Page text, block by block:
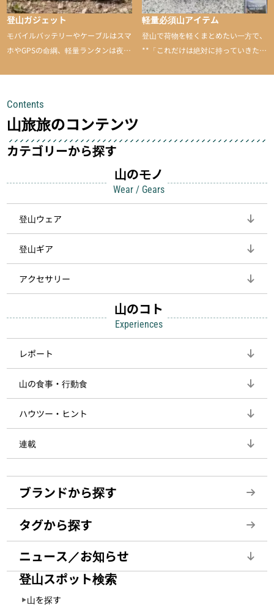
登山ガジェット
モバイルバッテリーやケーブルはスマ
ホやGPSの命綱、軽量ランタンは夜間
して安全にしてくれます
軽量必須山アイテム
登山で荷物を軽くまとめたい一方で、
**「これだけは絶対に持っていきた
Contents
山旅旅のコンテンツ
カテゴリーから探す
山のモノ
Wear / Gears
登山ウェア
登山ギア
アクセサリー
山のコト
Experiences
レポート
山の食事・行動食
ハウツー・ヒント
連載
ブランドから探す
タグから探す
ニュース／お知らせ
登山スポット検索
山を探す